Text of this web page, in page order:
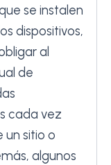
se instalen
dispositivos,
al
de
cada vez
un sitio o
algunos